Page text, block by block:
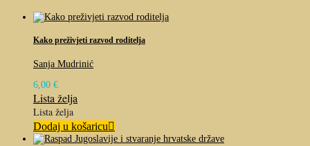
Kako preživjeti razvod roditelja
Sanja Mudrinić
6,00 €
Lista želja
Lista želja
Dodaj u košaricu